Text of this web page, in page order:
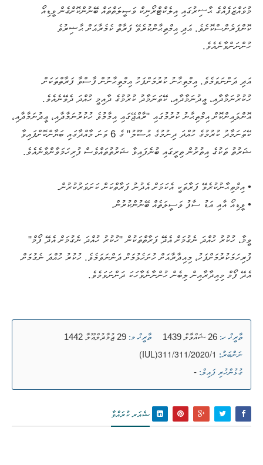
މުވައްޒަފެއްގެ ޙާޟިރުގައި އިލެކްޓްރޯނިކް ވަޞީލަތްތައް ބޭނުންކޮށްގެން ވީޑިއޯ
ކޮންފަރެންސްކޮށެވެ. އަދި އިމްތިޙާންކުރެވޭ ފަރާތް ކެމެރާއަށް ޙާޟިރުވެ
ހުންނަންވާނެއެވެ.
އަދި ދަންނަވަމެވެ. އިމްތިޙާނު ކުރުމަށްފަހު އިމްތިޙާނުން ފާސްވާ ފަރާތްތަކަށް
ހުކުރުނަމާދާއި، ޢީދުނަމާދާއި، ކޭތަނަމާދު ކުރުމުގެ ދާއިމީ ހުއްދަ ދެވޭނެއެވެ.
އޮންލައިންކޮށް އިމްތިޙާނު ކުރުމުގައި "ރާއްޖޭގައި އިމާމުވެ ހުކުރުނަމާދާއި، ޢީދުނަމާދާއި،
ކޭތަނަމާދު ކުރުމުގެ ހުއްދަ ދިނުމުގެ އުސޫލު" ގެ 6 ވަނަ މާއްދާގައި ބަޔާންކޮށްފައިވާ
ޝަރުތު ތަކުގެ އިތުރުން ތިރީގައި ބުނެފައިވާ ޝަރުތުތައްވެސް ފުރިހަމަވާންވާނެއެވެ.
• އިމްތިޙާނުކުރެވޭ ފަރާތަކީ އެކަމަށް އެދުނު ފަރާތްކަން ކަށަވަރުކުރުން.
• ވީޑިއޯ އާއި އަޑު ސާފު ވަސީލަތެއް ބޭނުންކުރުން.
ވީމާ، ހުކުރު ހުއްދަ ނެގުމަށް އެދޭ ފަރާތްތަކުން "ހުކުރު ހުއްދަ ނެގުމަށް އެދޭ ފޯމް"
ފުރިހަމަކުރުމަށްފަހު، މިއިދާރާއަށް ހުށަހެޅުމަށް ދަންނަވަމެވެ. ހުކުރު ހުއްދަ ނެގުމަށް
އެދޭ ފޯމް މިއިދާރާއިން ލިބެން ހުންނާނެވާހަކަ ދަންނަވަމެވެ.
ތާރީޚް ހ: 26 ޝައްވާލް 1439 ތާރީޚް މ: 29 ޖުމާދުލްޢޫލާ 1442
ނަންބަރު: (IUL)311/311/2020/1
ގުޅުންހުރި ފައިލް: -
ޝެއަރ ކުރައްވާ